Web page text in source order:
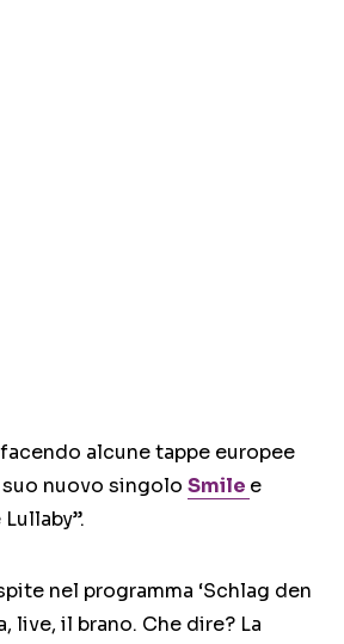
alcune tappe europee
nuovo singolo Smile e
nel programma ‘Schlag den
live, il brano. Che dire? La